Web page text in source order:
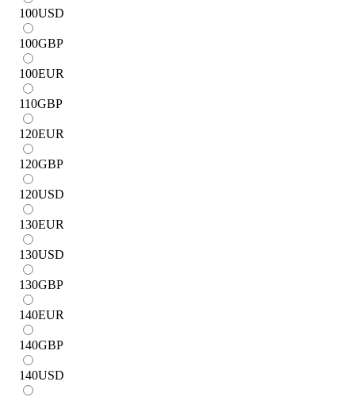
100USD
100GBP
100EUR
110GBP
120EUR
120GBP
120USD
130EUR
130USD
130GBP
140EUR
140GBP
140USD